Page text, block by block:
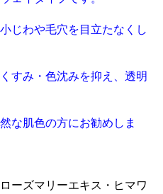
じわや毛穴を目立たなくし
すみ・色沈みを抑え、透明
な肌色の方にお勧めしま
ーズマリーエキス・ヒマワ